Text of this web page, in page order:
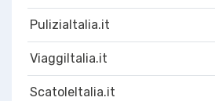
PuliziaItalia.it
ViaggiItalia.it
ScatoleItalia.it